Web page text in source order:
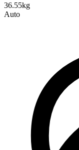
36.55kg
Auto